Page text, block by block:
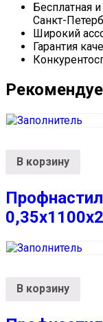
Бесплатная
Санкт-
Широкий
Гарантия
В корзину
В корзину